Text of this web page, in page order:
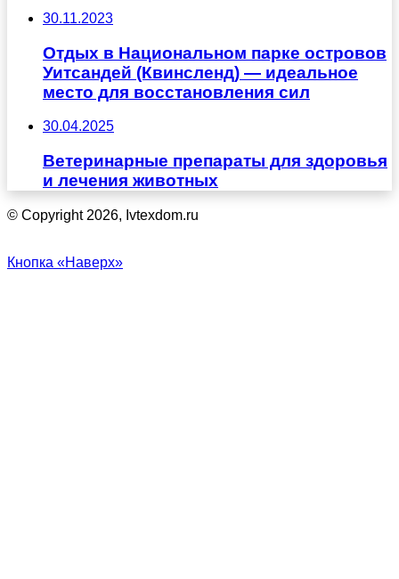
30.11.2023
Отдых в Национальном парке островов
Уитсандей (Квинсленд) — идеальное
место для восстановления сил
30.04.2025
Ветеринарные препараты для здоровья
и лечения животных
© Copyright 2026, Ivtexdom.ru
Кнопка «Наверх»